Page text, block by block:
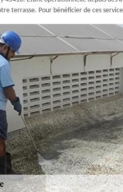
terrasse. Pour bénéficier de ces